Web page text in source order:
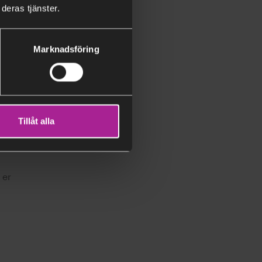
tjänster.
Marknadsföring
Tillåt alla